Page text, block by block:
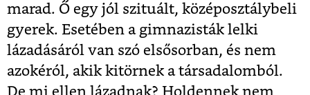
marad. Ő egy jól szituált, középosztálybeli
gyerek. Esetében a gimnazisták lelki
lázadásáról van szó elsősorban, és nem
azokéról, akik kitörnek a társadalomból.
De mi ellen lázadnak? Holdennek nem